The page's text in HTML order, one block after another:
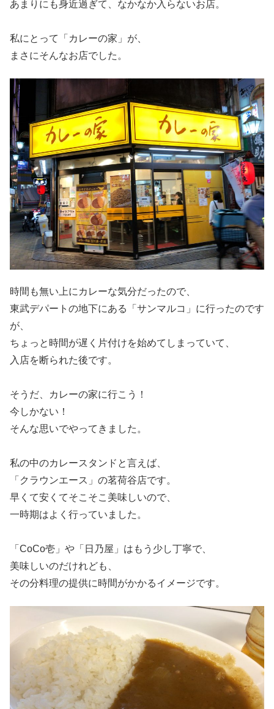
あまりにも身近過ぎて、なかなか入らないお店。
私にとって「カレーの家」が、
まさにそんなお店でした。
時間も無い上にカレーな気分だったので、
東武デパートの地下にある「サンマルコ」に行ったのです
が、
ちょっと時間が遅く片付けを始めてしまっていて、
入店を断られた後です。
そうだ、カレーの家に行こう！
今しかない！
そんな思いでやってきました。
私の中のカレースタンドと言えば、
「クラウンエース」の茗荷谷店です。
早くて安くてそこそこ美味しいので、
一時期はよく行っていました。
「CoCo壱」や「日乃屋」はもう少し丁寧で、
美味しいのだけれども、
その分料理の提供に時間がかかるイメージです。